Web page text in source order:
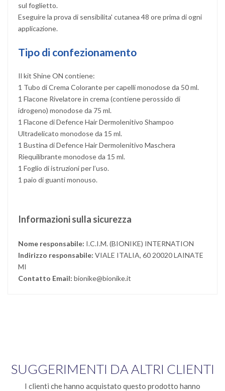
sul foglietto.
Eseguire la prova di sensibilita' cutanea 48 ore prima di ogni
applicazione.
Tipo di confezionamento
Il kit Shine ON contiene:
1 Tubo di Crema Colorante per capelli monodose da 50 ml.
1 Flacone Rivelatore in crema (contiene perossido di
idrogeno) monodose da 75 ml.
1 Flacone di Defence Hair Dermolenitivo Shampoo
Ultradelicato monodose da 15 ml.
1 Bustina di Defence Hair Dermolenitivo Maschera
Riequilibrante monodose da 15 ml.
1 Foglio di istruzioni per l’uso.
1 paio di guanti monouso.
Informazioni sulla sicurezza
Nome responsabile: I.C.I.M. (BIONIKE) INTERNATION
Indirizzo responsabile: VIALE ITALIA, 60 20020 LAINATE
MI
Contatto Email: bionike@bionike.it
SUGGERIMENTI DA ALTRI CLIENTI
I clienti che hanno acquistato questo prodotto hanno